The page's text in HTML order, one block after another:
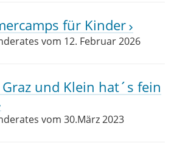
für Kinder
vom 12. Februar 2026
und Klein hat´s fein
vom 30.März 2023